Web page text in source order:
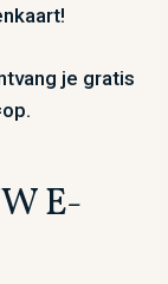
je gratis
E-